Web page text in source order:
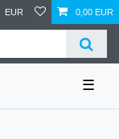
EUR 0,00 EUR
☰